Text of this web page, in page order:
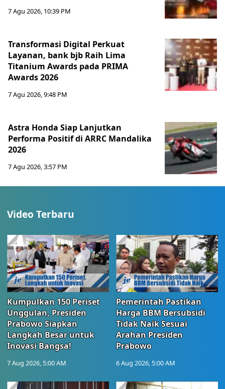
7 Agu 2026, 10:39 PM
Transformasi Digital Perkuat
Layanan, bank bjb Raih Lima
Titanium Awards pada PRIMA
Awards 2026
7 Agu 2026, 9:48 PM
Astra Honda Siap Lanjutkan
Performa Positif di ARRC Mandalika
2026
7 Agu 2026, 3:57 PM
Video Terbaru
Kumpulkan 150 Periset
Unggulan, Presiden
Prabowo Siapkan
Langkah Besar untuk
Inovasi Bangsa!
7 Aug 2026, 5:00 AM
Pemerintah Pastikan
Harga BBM Bersubsidi
Tidak Naik Sesuai
Arahan Presiden
Prabowo
6 Aug 2026, 5:00 AM